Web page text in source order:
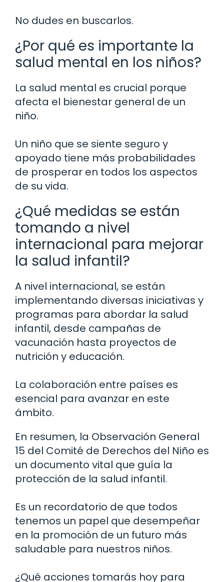
No dudes en buscarlos.
¿Por qué es importante la
salud mental en los niños?
La salud mental es crucial porque
afecta el bienestar general de un
niño.
Un niño que se siente seguro y
apoyado tiene más probabilidades
de prosperar en todos los aspectos
de su vida.
¿Qué medidas se están
tomando a nivel
internacional para mejorar
la salud infantil?
A nivel internacional, se están
implementando diversas iniciativas y
programas para abordar la salud
infantil, desde campañas de
vacunación hasta proyectos de
nutrición y educación.
La colaboración entre países es
esencial para avanzar en este
ámbito.
En resumen, la Observación General
15 del Comité de Derechos del Niño es
un documento vital que guía la
protección de la salud infantil.
Es un recordatorio de que todos
tenemos un papel que desempeñar
en la promoción de un futuro más
saludable para nuestros niños.
¿Qué acciones tomarás hoy para